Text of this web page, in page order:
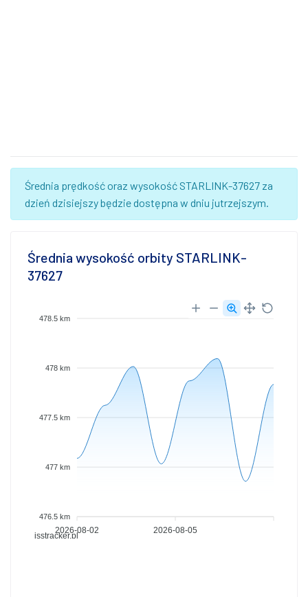
Średnia prędkość oraz wysokość STARLINK-37627 za
dzień dzisiejszy będzie dostępna w dniu jutrzejszym.
Średnia wysokość orbity STARLINK-
37627
isstracker.pl
478.5 km
478 km
477.5 km
477 km
476.5 km
2026-08-02 2026-08-05